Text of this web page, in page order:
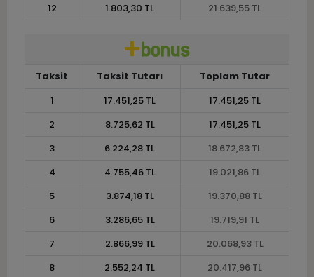
12
1.803,30 TL 21.639,55 TL
Taksit Taksit Tutarı
Toplam Tutar
1
17.451,25 TL
17.451,25 TL
2
8.725,62 TL
17.451,25 TL
3
6.224,28 TL
18.672,83 TL
4
4.755,46 TL
19.021,86 TL
5
3.874,18 TL
19.370,88 TL
6
3.286,65 TL
19.719,91 TL
7
2.866,99 TL
20.068,93 TL
8
2.552,24 TL
20.417,96 TL